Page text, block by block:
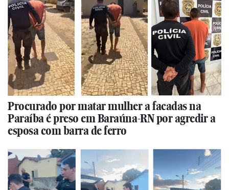
Procurado por matar mulher a facadas na
Paraíba é preso em Baraúna-RN por agredir a
esposa com barra de ferro